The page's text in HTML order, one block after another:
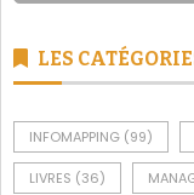
LES
INFOMAPPING (99)
LIVRES (36)